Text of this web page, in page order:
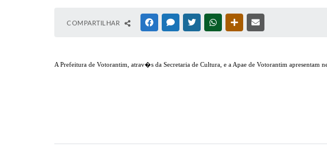
COMPARTILHAR FACEBOOKMESSENGER
TWITTERWHATSAPPOUTRAS MÍDIAS
A Prefeitura de Votorantim, atrav�s da Secretaria de Cultura, e a Apae de Votorantim